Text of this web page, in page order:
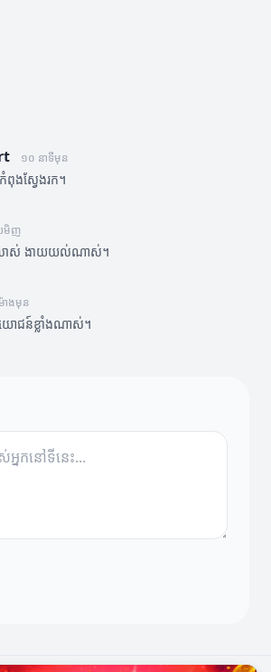
១០ នាទីមុន
ពុងស្វែងរក។
មិញ
លាស់ ងាយយល់ណាស់។
ងមុន
យោជន៍ខ្លាំងណាស់។